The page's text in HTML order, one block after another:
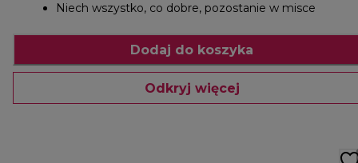
Niech wszystko, co dobre, pozostanie w misce
Dodaj do koszyka
Odkryj więcej